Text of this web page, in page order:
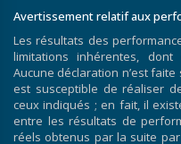
Avertissement relatif aux
Les résultats des
limitations inhérentes, dont
Aucune déclaration n’est
est susceptible de réaliser
ceux indiqués ; en fait, il
entre les résultats de
réels obtenus par la suite